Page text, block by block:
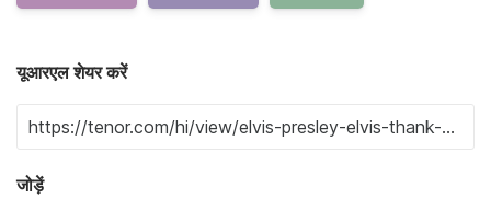
यूआरएल शेयर करें
जोड़ें